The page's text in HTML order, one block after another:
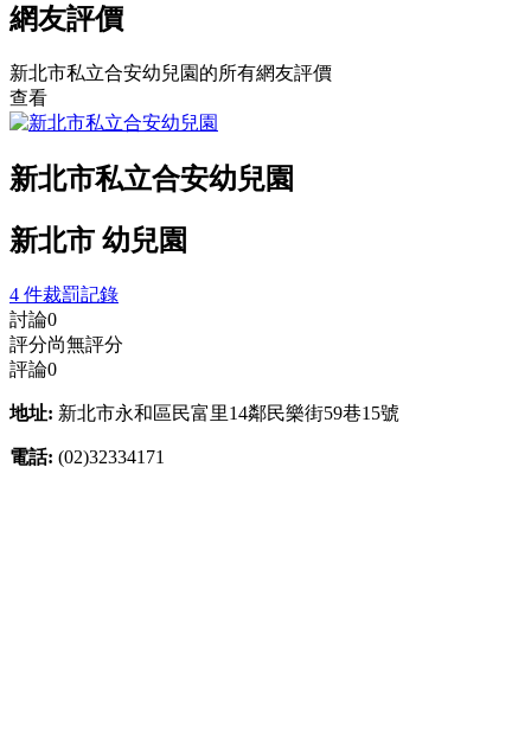
網友評價
新北市私立合安幼兒園的所有網友評價
查看
新北市私立合安幼兒園
新北市 幼兒園
4 件裁罰記錄
討論0
評分尚無評分
評論0
地址: 新北市永和區民富里14鄰民樂街59巷15號
電話: (02)32334171